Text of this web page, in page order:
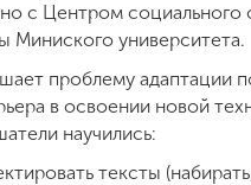
с Центром социального
Миниского университета.
проблему адаптации
в освоении новой
научились:
тексты